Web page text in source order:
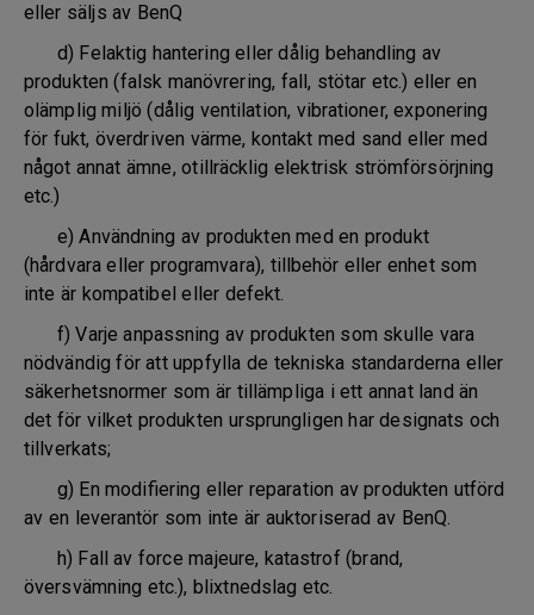
eller säljs av BenQ
d) Felaktig hantering eller dålig behandling av
produkten (falsk manövrering, fall, stötar etc.) eller en
olämplig miljö (dålig ventilation, vibrationer, exponering
för fukt, överdriven värme, kontakt med sand eller med
något annat ämne, otillräcklig elektrisk strömförsörjning
etc.)
e) Användning av produkten med en produkt
(hårdvara eller programvara), tillbehör eller enhet som
inte är kompatibel eller defekt.
f) Varje anpassning av produkten som skulle vara
nödvändig för att uppfylla de tekniska standarderna eller
säkerhetsnormer som är tillämpliga i ett annat land än
det för vilket produkten ursprungligen har designats och
tillverkats;
g) En modifiering eller reparation av produkten utförd
av en leverantör som inte är auktoriserad av BenQ.
h) Fall av force majeure, katastrof (brand,
översvämning etc.), blixtnedslag etc.